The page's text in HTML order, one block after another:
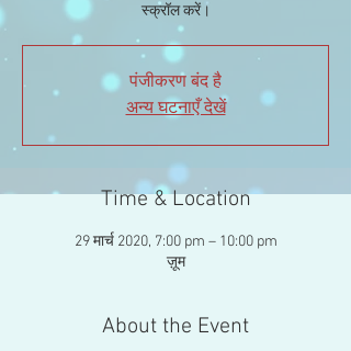
स्क्रॉल करें।
पंजीकरण बंद है
अन्य घटनाएँ देखें
Time & Location
29 मार्च 2020, 7:00 pm – 10:00 pm
ज़ूम
About the Event